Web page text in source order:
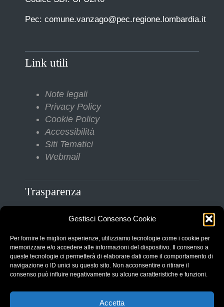
Gestisci Consenso Cookie
Per fornire le migliori esperienze, utilizziamo tecnologie come i cookie per
memorizzare e/o accedere alle informazioni del dispositivo. Il consenso a
queste tecnologie ci permetterà di elaborare dati come il comportamento di
navigazione o ID unici su questo sito. Non acconsentire o ritirare il
consenso può influire negativamente su alcune caratteristiche e funzioni.
Accetta
Pec: comune.vanzago@pec.regione.lombardia.it
Link utili
Note legali
Privacy Policy
Cookie Policy
Accessibilità
Siti Tematici
Webmail
Trasparenza
Amministrazione Trasparente
Albo Pretorio
Bilanci
Bandi di gara
Pubblicazioni di Matrimonio